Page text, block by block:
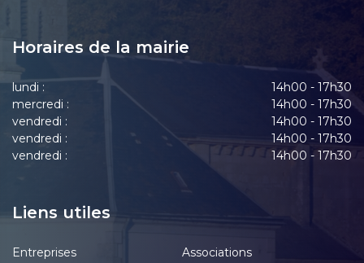
Horaires de la mairie
lundi :
14h00 - 17h30
mercredi :
14h00 - 17h30
vendredi :
14h00 - 17h30
vendredi :
14h00 - 17h30
vendredi :
14h00 - 17h30
Liens utiles
Entreprises Associations